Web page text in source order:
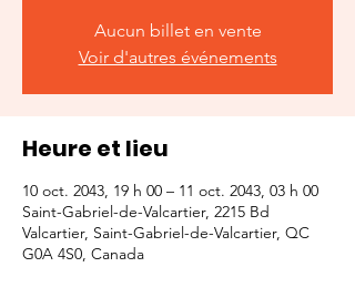
Aucun billet en vente
Voir d'autres événements
Heure et lieu
10 oct. 2043, 19 h 00 – 11 oct. 2043, 03 h 00
Saint-Gabriel-de-Valcartier, 2215 Bd
Valcartier, Saint-Gabriel-de-Valcartier, QC
G0A 4S0, Canada